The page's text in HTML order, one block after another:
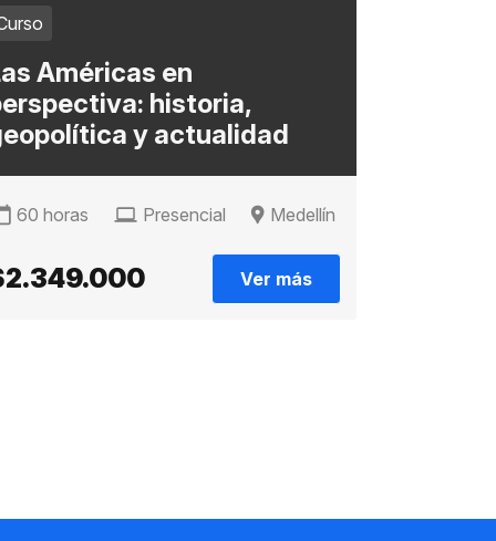
Américas en
historia,
y actualidad
60 horas Presencial Medellín
Ver más